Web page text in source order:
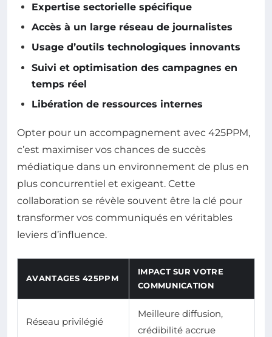
Expertise sectorielle spécifique
Accès à un large réseau de journalistes
Usage d’outils technologiques innovants
Suivi et optimisation des campagnes en
temps réel
Libération de ressources internes
Opter pour un accompagnement avec 425PPM,
c’est maximiser vos chances de succès
médiatique dans un environnement de plus en
plus concurrentiel et exigeant. Cette
collaboration se révèle souvent être la clé pour
transformer vos communiqués en véritables
leviers d’influence.
AVANTAGES 425PPM
IMPACT SUR VOTRE
COMMUNICATION
Réseau privilégié
Meilleure diffusion,
crédibilité accrue